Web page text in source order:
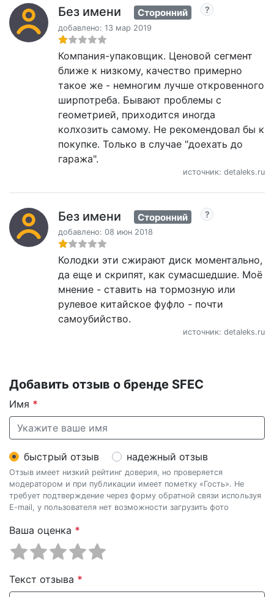
Без имени Сторонний
добавлено: 13 мар 2019
Компания-упаковщик. Ценовой сегмент
ближе к низкому, качество примерно
такое же - немногим лучше откровенного
ширпотреба. Бывают проблемы с
геометрией, приходится иногда
колхозить самому. Не рекомендовал бы к
покупке. Только в случае "доехать до
гаража".
источник: detaleks.ru
Без имени Сторонний
добавлено: 08 июн 2018
Колодки эти сжирают диск моментально,
да еще и скрипят, как сумасшедшие. Моё
мнение - ставить на тормозную или
рулевое китайское фуфло - почти
самоубийство.
источник: detaleks.ru
Добавить отзыв о бренде SFEC
Имя *
быстрый отзыв надежный отзыв
Отзыв имеет низкий рейтинг доверия, но проверяется
модератором и при публикации имеет пометку «Гость». Не
требует подтверждение через форму обратной связи используя
E-mail, у пользователя нет возможности загрузить фото
Ваша оценка *
Текст отзыва *